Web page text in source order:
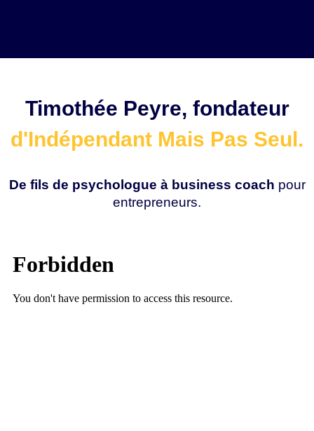
Timothée Peyre, fondateur
d'Indépendant Mais Pas Seul.
De fils de psychologue à business coach pour
entrepreneurs.